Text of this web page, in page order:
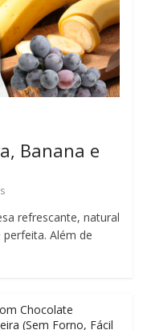
Banana e
refrescante, natural
Além de
Chocolate
(Sem Forno, Fácil